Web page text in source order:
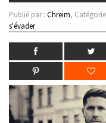
Publié par : Chreim,
s'évader